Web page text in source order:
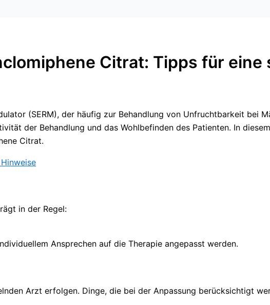
Citrat: Tipps für eine
(SERM), der häufig zur Behandlung von Unfruchtbarkeit bei
der Behandlung und das Wohlbefinden des Patienten. In
Citrat.
in der Regel:
Ansprechen auf die Therapie angepasst werden.
Arzt erfolgen. Dinge, die bei der Anpassung berücksichtigt